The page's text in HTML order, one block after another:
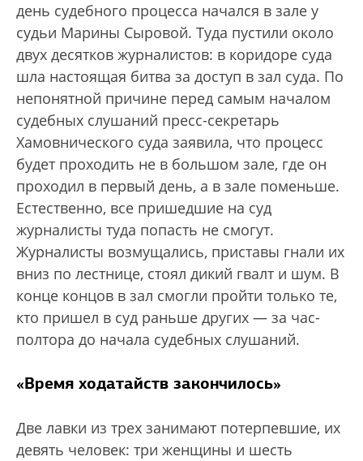
день судебного процесса начался в зале у
судьи Марины Сыровой. Туда пустили около
двух десятков журналистов: в коридоре суда
шла настоящая битва за доступ в зал суда. По
непонятной причине перед самым началом
судебных слушаний пресс-секретарь
Хамовнического суда заявила, что процесс
будет проходить не в большом зале, где он
проходил в первый день, а в зале поменьше.
Естественно, все пришедшие на суд
журналисты туда попасть не смогут.
Журналисты возмущались, приставы гнали их
вниз по лестнице, стоял дикий гвалт и шум. В
конце концов в зал смогли пройти только те,
кто пришел в суд раньше других — за час-
полтора до начала судебных слушаний.
«Время ходатайств закончилось»
Две лавки из трех занимают потерпевшие, их
девять человек: три женщины и шесть